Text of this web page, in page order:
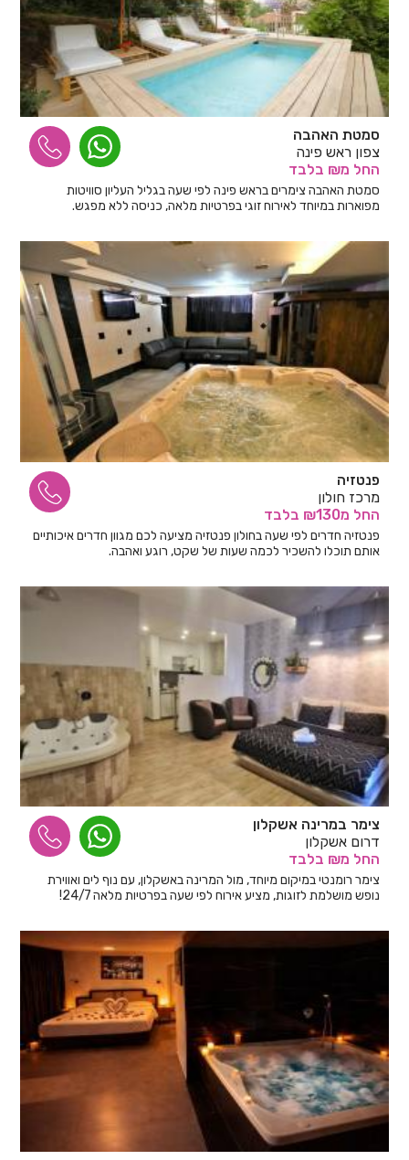
סמטת האהבה
צפון ראש פינה
החל מ₪ בלבד
סמטת האהבה צימרים בראש פינה לפי שעה בגליל העליון סוויטות
מפוארות במיוחד לאירוח זוגי בפרטיות מלאה, כניסה ללא מפגש.
פנטזיה
מרכז חולון
החל מ₪130 בלבד
פנטזיה חדרים לפי שעה בחולון פנטזיה מציעה לכם מגוון חדרים איכותיים
אותם תוכלו להשכיר לכמה שעות של שקט, רוגע ואהבה.
צימר במרינה אשקלון
דרום אשקלון
החל מ₪ בלבד
צימר רומנטי במיקום מיוחד, מול המרינה באשקלון, עם נוף לים ואווירת
נופש מושלמת לזוגות, מציע אירוח לפי שעה בפרטיות מלאה 24/7!